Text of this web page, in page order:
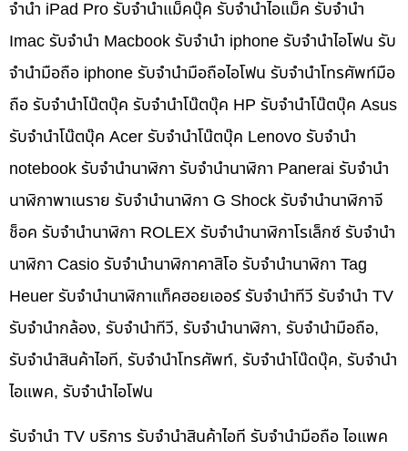
จำนำ iPad Pro รับจำนำแม็คบุ๊ค รับจำนำไอแม็ค รับจำนำ
Imac รับจำนำ Macbook รับจำนำ iphone รับจำนำไอโฟน รับ
จำนำมือถือ iphone รับจำนำมือถือไอโฟน รับจำนำโทรศัพท์มือ
ถือ รับจำนำโน๊ตบุ๊ค รับจำนำโน๊ตบุ๊ค HP รับจำนำโน๊ตบุ๊ค Asus
รับจำนำโน๊ตบุ๊ค Acer รับจำนำโน๊ตบุ๊ค Lenovo รับจำนำ
notebook รับจำนำนาฬิกา รับจำนำนาฬิกา Panerai รับจำนำ
นาฬิกาพาเนราย รับจำนำนาฬิกา G Shock รับจำนำนาฬิกาจี
ช็อค รับจำนำนาฬิกา ROLEX รับจำนำนาฬิกาโรเล็กซ์ รับจำนำ
นาฬิกา Casio รับจำนำนาฬิกาคาสิโอ รับจำนำนาฬิกา Tag
Heuer รับจำนำนาฬิกาแท็คฮอยเออร์ รับจำนำทีวี รับจำนำ TV
รับจำนำกล้อง, รับจำนำทีวี, รับจำนำนาฬิกา, รับจำนำมือถือ,
รับจำนำสินค้าไอที, รับจำนำโทรศัพท์, รับจำนำโน๊ดบุ๊ค, รับจำนำ
ไอแพค, รับจำนำไอโฟน
รับจำนำ TV บริการ รับจำนำสินค้าไอที รับจำนำมือถือ ไอแพค